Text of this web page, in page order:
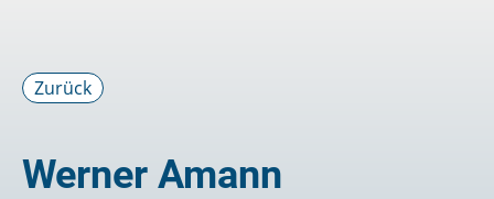
Zurück
Werner Amann